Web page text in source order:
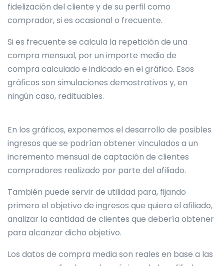
fidelización del cliente y de su perfil como
comprador, si es ocasional o frecuente.
Si es frecuente se calcula la repetición de una
compra mensual, por un importe medio de
compra calculado e indicado en el gráfico. Esos
gráficos son simulaciones demostrativos y, en
ningún caso, redituables.
En los gráficos, exponemos el desarrollo de posibles
ingresos que se podrían obtener vinculados a un
incremento mensual de captación de clientes
compradores realizado por parte del afiliado.
También puede servir de utilidad para, fijando
primero el objetivo de ingresos que quiera el afiliado,
analizar la cantidad de clientes que debería obtener
para alcanzar dicho objetivo.
Los datos de compra media son reales en base a las